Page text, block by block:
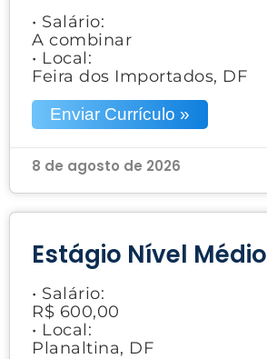
• Salário:
A combinar
• Local:
Feira dos Importados, DF
Enviar Currículo »
8 de agosto de 2026
Estágio Nível Médio
• Salário:
R$ 600,00
• Local:
Planaltina, DF